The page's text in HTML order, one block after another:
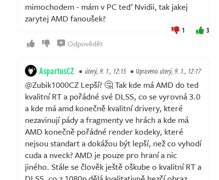
mimochodem - mám v PC teď Nvidii, tak jakej
zarytej AMD fanoušek?
1 3
Odpovědět
AspartusCZ úterý, 9. 1., 12:15 Upravenoúterý, 9. 1., 12:17
@Zubik1000CZ Lepší? 🤔 Tak kde má AMD do ted
kvalitní RT a pořádné své DLSS, co se vyrovná 3.0
a kde má amd konečně kvalitní drivery, které
nezavinují pády a fragmenty ve hrách a kde má
AMD konečně pořádné render kodeky, které
nejsou standart a dokážou být lepší, než co vyhodí
cuda a nveck? AMD je pouze pro hraní a nic
jiného. Stále se člověk ještě oškube o kvalitní RT a